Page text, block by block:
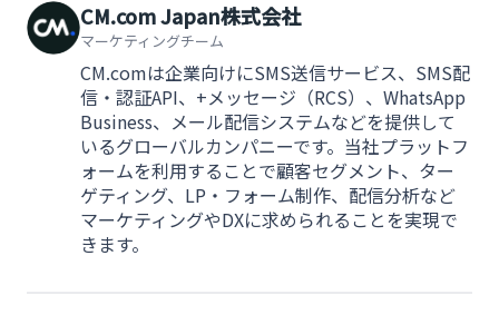
CM.com Japan株式会社
マーケティングチーム
CM.comは企業向けにSMS送信サービス、SMS配
信・認証API、+メッセージ（RCS）、WhatsApp
Business、メール配信システムなどを提供して
いるグローバルカンパニーです。当社プラットフ
ォームを利用することで顧客セグメント、ター
ゲティング、LP・フォーム制作、配信分析など
マーケティングやDXに求められることを実現で
きます。